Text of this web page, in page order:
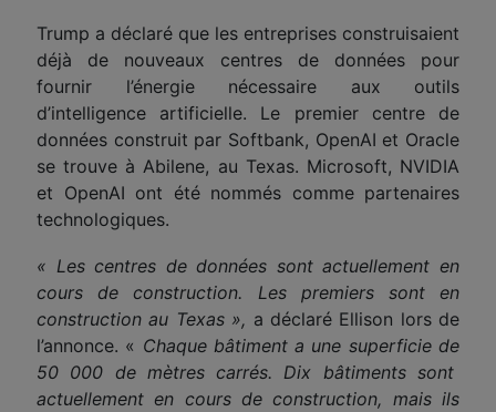
Trump a déclaré que les entreprises construisaient
déjà de nouveaux centres de données pour
fournir l’énergie nécessaire aux outils
d’intelligence artificielle. Le premier centre de
données construit par Softbank, OpenAI et Oracle
se trouve à Abilene, au Texas. Microsoft, NVIDIA
et OpenAI ont été nommés comme partenaires
technologiques.
« Les centres de données sont actuellement en
cours de construction. Les premiers sont en
construction au Texas », a déclaré Ellison lors de
l’annonce. « Chaque bâtiment a une superficie de
50 000 de mètres carrés. Dix bâtiments sont
actuellement en cours de construction, mais ils